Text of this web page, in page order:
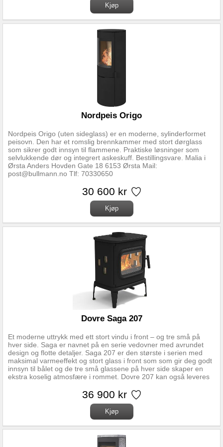
sikrer optimal forbrenning. Ovnen er også forberedt for ekstern
lufttilførsel. Det finnes en todelt spesialgulvplate til Aduro 9.7 Lux.
Ovnen skal plasseres på den ene delen, mens den andre legges
foran ovnen. Den fremste delen kan lett flyttes på, og rengjøres
på begge sider. Varmemagasinering Over brennkammeret er det
plassert 24 steiner som magasinerer varmen når det fyres i
peisovnen. Når den siste vedskien har brent opp vil ovnen fortsatt
avgi varme fra steinene, og vil kunne holde en jevn og behagelig
temperatur i rommet f.eks. om natten når det er fyrt i peisovnen
på kvelden. Steinene som utgjør varmemagasinet er
monteringsavstander. Oppdatert versjon (07.03.2024) med regler
Nordpeis Origo (uten sideglass) er en moderne, sylinderformet
peisovn. Den har et romslig brennkammer med stort dørglass
som sikrer godt innsyn til flammene. Praktiske løsninger som
selvlukkende dør og integrert askeskuff. Bestillingsvare. Malia i
Ørsta Anders Hovden Gate 18 6153 Ørsta Mail:
post@bullmann.no Tlf: 70330650
Nordpeis Origo
30 600 kr
Et moderne uttrykk med ett stort vindu i front – og tre små på
hver side. Saga er navnet på en serie vedovner med avrundet
design og flotte detaljer. Saga 207 er den største i serien med
maksimal varmeeffekt og stort glass i front som som gir deg godt
innsyn til bålet og de tre små glassene på hver side skaper en
ekstra koselig atmosfære i rommet. Dovre 207 kan også leveres
enkel luftregulering og kan kobles til friskluftstilførsel. Vedlengde:
40 cm Nominell effekt: 8,5 kW Vekt: 140 Kg Mål HxBxD:
74x59x43 cm Røykuttak diamenter: 150mm Røykuttak: Topp og
bak Regulerbare ben: Ja Materiale: Støpejern/sort lakk Forberedt
for friskluft:Ja Askeskuff:Ja Mulighet for stålpipe: Ja
Dovre Saga 207
36 900 kr